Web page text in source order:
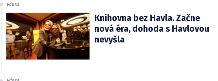
včera
Knihovna bez Havla. Začne
nová éra, dohoda s Havlovou
nevyšla